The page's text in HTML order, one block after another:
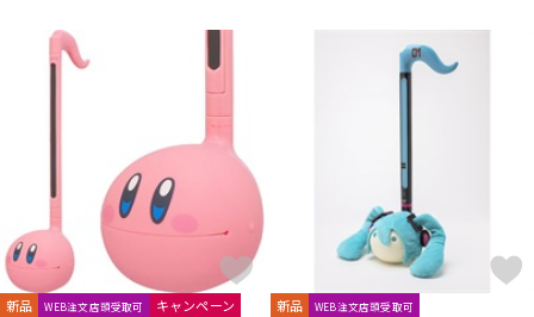
新品 WEB注文店頭受取可
キャンペーン
新品 WEB注文店頭受取可